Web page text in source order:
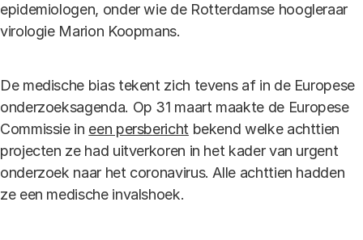
epidemiologen, onder wie de Rotterdamse hoogleraar
virologie Marion Koopmans.
De medische bias tekent zich tevens af in de Europese
onderzoeksagenda. Op 31 maart maakte de Europese
Commissie in een persbericht bekend welke achttien
projecten ze had uitverkoren in het kader van urgent
onderzoek naar het coronavirus. Alle achttien hadden
ze een medische invalshoek.